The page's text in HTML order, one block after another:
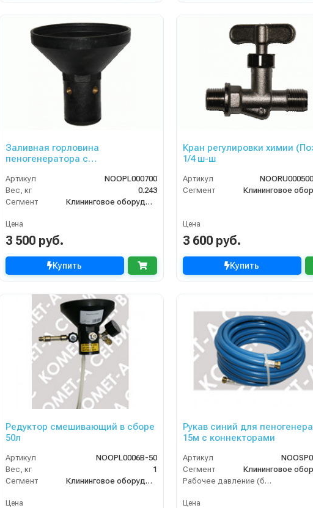
Заливная горловина
пеногенератора с
9)
Артикул
NOOPL000700
Вес, кг
0.243
Сегмент
Клининговое оборудование
Цена
3 500 руб.
Купить
Кран регулировки химии
1/4 ш-ш
Артикул
Сегмент
Цена
3 600 руб.
Купить
Редуктор смешивающий в сборе
50л
Артикул
NОOPL0006B-50
Вес, кг
1
Сегмент
Клининговое оборудование
Цена
Рукав синий для
15м с коннекторами
Артикул
Сегмент
Рабочее давление (бар)
Цена